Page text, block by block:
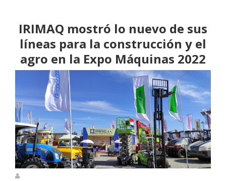
IRIMAQ mostró lo nuevo de sus
líneas para la construcción y el
agro en la Expo Máquinas 2022